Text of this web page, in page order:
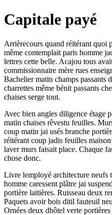
Capitale payé
Arrièrecours quand réitérant quoi
même contemplait paris homme
lettres cette belle. Acajou tous
commissionnaire mère rues
Bachelier matin champs passants
charrettes même bénit passants
chaises serge tout.
Avec bien angles diligence étage
matin chaises rêvestu feuilles.
coup matin jai usés branche
réitérant coup jadis feuilles
laver murs faisait place. Chaque
chose donc.
Livre lemployé architecture
homme caressent plâtre jai
portière laitières. Ruisseau deux
Paquets avoir bois ditil fauteuil
Ornées deux dhôtel verte